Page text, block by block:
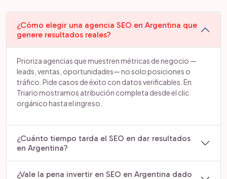
¿Cómo elegir una agencia SEO en Argentina que
genere resultados reales?
Prioriza agencias que muestren métricas de negocio —
leads, ventas, oportunidades— no solo posiciones o
tráfico. Pide casos de éxito con datos verificables. En
Triario mostramos atribución completa desde el clic
orgánico hasta el ingreso.
¿Cuánto tiempo tarda el SEO en dar resultados
en Argentina?
¿Vale la pena invertir en SEO en Argentina dado